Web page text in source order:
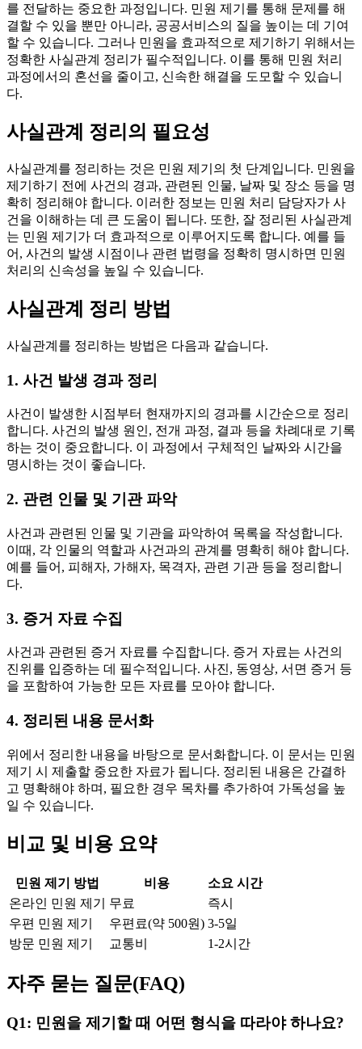
를 전달하는 중요한 과정입니다. 민원 제기를 통해 문제를 해
결할 수 있을 뿐만 아니라, 공공서비스의 질을 높이는 데 기여
할 수 있습니다. 그러나 민원을 효과적으로 제기하기 위해서는
정확한 사실관계 정리가 필수적입니다. 이를 통해 민원 처리
과정에서의 혼선을 줄이고, 신속한 해결을 도모할 수 있습니
다.
사실관계 정리의 필요성
사실관계를 정리하는 것은 민원 제기의 첫 단계입니다. 민원을
제기하기 전에 사건의 경과, 관련된 인물, 날짜 및 장소 등을 명
확히 정리해야 합니다. 이러한 정보는 민원 처리 담당자가 사
건을 이해하는 데 큰 도움이 됩니다. 또한, 잘 정리된 사실관계
는 민원 제기가 더 효과적으로 이루어지도록 합니다. 예를 들
어, 사건의 발생 시점이나 관련 법령을 정확히 명시하면 민원
처리의 신속성을 높일 수 있습니다.
사실관계 정리 방법
사실관계를 정리하는 방법은 다음과 같습니다.
1. 사건 발생 경과 정리
사건이 발생한 시점부터 현재까지의 경과를 시간순으로 정리
합니다. 사건의 발생 원인, 전개 과정, 결과 등을 차례대로 기록
하는 것이 중요합니다. 이 과정에서 구체적인 날짜와 시간을
명시하는 것이 좋습니다.
2. 관련 인물 및 기관 파악
사건과 관련된 인물 및 기관을 파악하여 목록을 작성합니다.
이때, 각 인물의 역할과 사건과의 관계를 명확히 해야 합니다.
예를 들어, 피해자, 가해자, 목격자, 관련 기관 등을 정리합니
다.
3. 증거 자료 수집
사건과 관련된 증거 자료를 수집합니다. 증거 자료는 사건의
진위를 입증하는 데 필수적입니다. 사진, 동영상, 서면 증거 등
을 포함하여 가능한 모든 자료를 모아야 합니다.
4. 정리된 내용 문서화
위에서 정리한 내용을 바탕으로 문서화합니다. 이 문서는 민원
제기 시 제출할 중요한 자료가 됩니다. 정리된 내용은 간결하
고 명확해야 하며, 필요한 경우 목차를 추가하여 가독성을 높
일 수 있습니다.
비교 및 비용 요약
민원 제기 방법 비용
소요 시간
온라인 민원 제기
무료
즉시
우편 민원 제기
우편료(약 500원) 3-5일
방문 민원 제기
교통비 1-2시간
자주 묻는 질문(FAQ)
Q1: 민원을 제기할 때 어떤 형식을 따라야 하나요?